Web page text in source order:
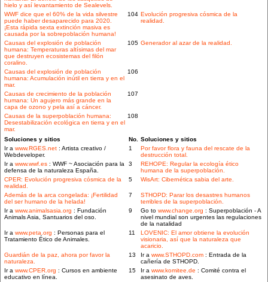
hielo y así levantamiento de Sealevels.
WWF dice que el 60% de la vida silvestre
puede haber desaparecido para 2020.
¡Esta rápida sexta extinción masiva es
causada por la sobrepoblación humana!
104 Evolución progresiva cósmica de la
realidad.
Causas del explosión de población
humana: Temperaturas altísimas del mar
que destruyen ecosistemas del filón
coralino.
105 Generador al azar de la realidad.
Causas del explosión de población
humana: Acumulación inútil en tierra y en el
mar.
106
Causas de crecimiento de la población
humana: Un agujero más grande en la
capa de ozono y pela así a cáncer.
107
Causas de la superpoblación humana:
Desestabilización ecológica en tierra y en el
mar.
108
Soluciones y sitios No. Soluciones y sitios
Ir a www.RGES.net : Artista creativo /
Webdeveloper.
1
Por favor flora y fauna del rescate de la
destrucción total.
Ir a www.wwf.es : WWF ~ Asociación para la
defensa de la naturaleza España.
3
REHOPE: Regular la ecología ético
humana de la superpoblación.
CPER: Evolución progresiva cósmica de la
realidad.
5 WisArt: Cibernética sabia del arte.
Además de la arca congelada: ¡Fertilidad
del ser humano de la helada!
7
STHOPD: Parar los desastres humanos
terribles de la superpoblación.
Ir a www.animalsasia.org : Fundación
Animals Asia, Santuarios del oso.
9 Go to www.change.org : Superpoblación - A
nivel mundial son urgentes las regulaciones
de la natalidad
Ir a www.peta.org : Personas para el
Tratamiento Ético de Animales.
11
LOVENIC: El amor obtiene la evolución
visionaria, así que la naturaleza que
acaricio.
Guardián de la paz, ahora por favor la
naturaleza.
13 Ir a www.STHOPD.com : Entrada de la
cañería de STHOPD.
Ir a www.CPER.org : Cursos en ambiente
educativo en línea.
15 Ir a www.komitee.de : Comité contra el
asesinato de aves.